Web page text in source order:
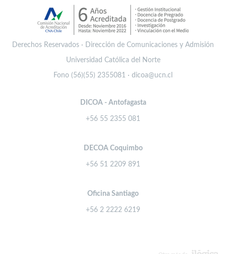
Derechos Reservados · Dirección de Comunicaciones y Admisión
Universidad Católica del Norte
Fono (56)(55) 2355081 · dicoa@ucn.cl
DICOA - Antofagasta
+56 55 2355 081
DECOA Coquimbo
+56 51 2209 891
Oficina Santiago
+56 2 2222 6219